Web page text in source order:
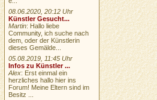
08.06.2020, 20:12 Uhr
Künstler Gesucht...
Martin: Hallo liebe
Community, ich suche nach
dem, oder der Künstlerin
dieses Gemälde...
05.08.2019, 11:45 Uhr
Infos zu Künstler ...
Alex: Erst einmal ein
herzliches hallo hier ins
Forum! Meine Eltern sind im
Besitz ...